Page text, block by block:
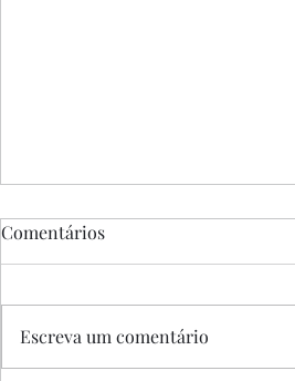
Comentários
Escreva um comentário